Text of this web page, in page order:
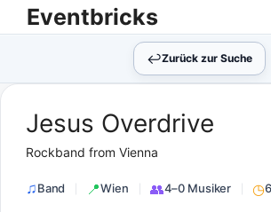
Zum
Inhalt
Eventbricks
↩︎Zurück zur Suche
Jesus Overdrive
Rockband from Vienna
Band Wien 4–0 Musiker